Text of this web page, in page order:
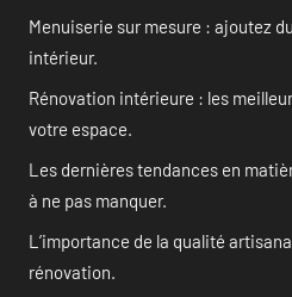
Menuiserie sur mesure : ajoutez
intérieur.
Rénovation intérieure : les
votre espace.
Les dernières tendances en
à ne pas manquer.
L’importance de la qualité
rénovation.